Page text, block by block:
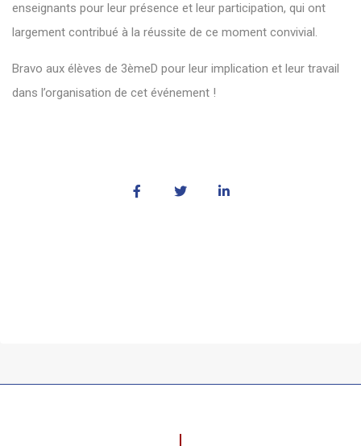
enseignants pour leur présence et leur participation, qui ont
largement contribué à la réussite de ce moment convivial.
Bravo aux élèves de 3èmeD pour leur implication et leur travail
dans l’organisation de cet événement !